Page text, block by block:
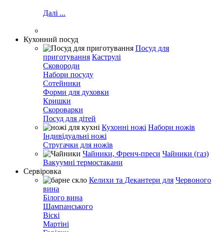
Далі ...
Кухонний посуд
Посуд для
приготування Каструлі
Сковороди
Набори посуду
Сотейники
Форми для духовки
Кришки
Скороварки
Посуд для дітей
Кухонні ножі Набори ножів
Індивідуальні ножі
Стругачки для ножів
Чайники, Френч-преси Чайники (газ)
Вакуумні термостакани
Сервіровка
Келихи та Декантери для Червоного
вина
Білого вина
Шампанського
Віскі
Мартіні